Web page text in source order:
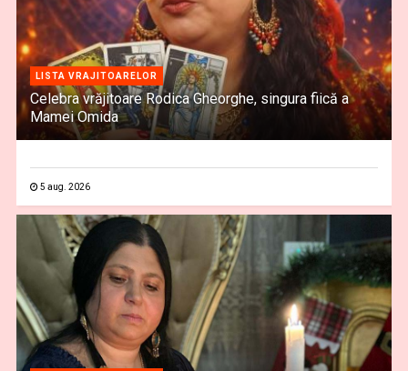
LISTA VRAJITOARELOR
Celebra vrăjitoare Rodica Gheorghe, singura fiică a
Mamei Omida
5 aug. 2026